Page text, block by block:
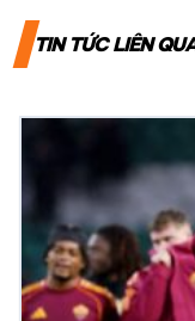
TIN TỨC LIÊN